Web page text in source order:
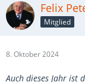
Felix
Mitglied
8. Oktober 2024
Auch dieses Jahr ist